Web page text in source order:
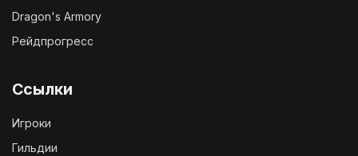
Dragon's Armory
Рейдпрогресс
Ссылки
Игроки
Гильдии